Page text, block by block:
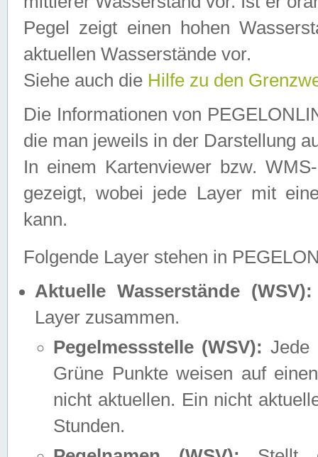
Pegel zeigt einen hohen
aktuellen Wasserstände vor.
Siehe auch die Hilfe zu den
Die Informationen von
die man jeweils in der Darstellung
In einem Kartenviewer bzw.
gezeigt, wobei jede Layer mit
kann.
Folgende Layer stehen in
Aktuelle Wasserstände (WSV):
Layer zusammen.
Pegelmessstelle (WSV): Jede
Grüne Punkte weisen auf
nicht aktuellen. Ein nicht
Stunden.